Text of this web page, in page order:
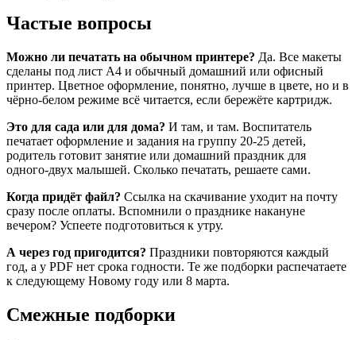
Оформление на 23 февраля / День защитника отечеств
23 февраля флажки / День защитника Отечества / Пра
23 февраля медальки / День защитника Отечества / П
Оформление на год семьи / Творчество год семьи
Год семьи флажки / Праздничный декор
День Снеговика папка передвижка / Новый год / Ново
Стенгазета 23 февраля / День защитника Отечества
Фотозона 23 февраля / День защитника Отечества
Стенгазета 8 марта / Международный женский день /
Медальки 8 марта / Международный женский день / Пр
Масленница флажки / Праздничный декор
Фотозона Матрешки / Декорации / Ободки
Фотозона русские народные костюмы / Декорации / Об
Плакат 8 марта / Международный женский день / Праз
Заготовки под фото / Международный женский день /
Оформление окон / Масленица / оформление для стен
Флажки 8 марта / Международный женский день / Праз
Стенгазета мама солнышко мое / Международный женск
Стенгазета маленькая мама / Международный женский
Весенние флажки / Весеннее оформление
Флажки и оформление на масленицу / Декор масленица
Частые вопросы
Можно ли печатать на обычном принтере? Да. Все макеты
сделаны под лист А4 и обычный домашний или офисный
принтер. Цветное оформление, понятно, лучше в цвете, но и в
чёрно-белом режиме всё читается, если бережёте картридж.
Это для сада или для дома? И там, и там. Воспитатель
печатает оформление и задания на группу 20-25 детей,
родитель готовит занятие или домашний праздник для
одного-двух малышей. Сколько печатать, решаете сами.
Когда придёт файл? Ссылка на скачивание уходит на почту
сразу после оплаты. Вспомнили о празднике накануне
вечером? Успеете подготовиться к утру.
А через год пригодится? Праздники повторяются каждый
год, а у PDF нет срока годности. Те же подборки распечатаете
к следующему Новому году или 8 марта.
Смежные подборки